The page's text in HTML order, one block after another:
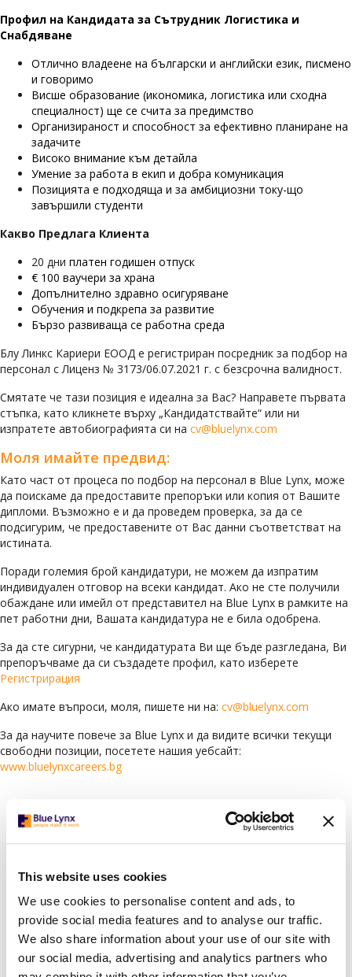
This website uses cookies
We use cookies to personalise content and ads, to
provide social media features and to analyse our traffic.
We also share information about your use of our site with
our social media, advertising and analytics partners who
Профил на Кандидата за Сътрудник Логистика и
Снабдяване
Отлично владеене на български и английски език, писмено
и говоримо
Висше образование (икономика, логистика или сходна
специалност) ще се счита за предимство
Организираност и способност за ефективно планиране на
задачите
Високо внимание към детайла
Умение за работа в екип и добра комуникация
Позицията е подходяща и за амбициозни току-що
завършили студенти
Какво Предлага Клиента
20 дни платен годишен отпуск
€ 100 ваучери за храна
Допълнително здравно осигуряване
Обучения и подкрепа за развитие
Бързо развиваща се работна среда
Блу Линкс Кариери ЕООД е регистриран посредник за подбор на
персонал с Лиценз № 3173/06.07.2021 г. с безсрочна валидност.
Смятате че тази позиция е идеална за Вас? Направете първата
стъпка, като кликнете върху „Кандидатствайте“ или ни
изпратете автобиографията си на cv@bluelynx.com
Моля имайте предвид:
Като част от процеса по подбор на персонал в Blue Lynx, може
да поискаме да предоставите препоръки или копия от Вашите
дипломи. Възможно е и да проведем проверка, за да се
подсигурим, че предоставените от Вас данни съответстват на
истината.
Поради големия брой кандидатури, не можем да изпратим
индивидуален отговор на всеки кандидат. Ако не сте получили
обаждане или имейл от представител на Blue Lynx в рамките на
пет работни дни, Вашата кандидатура не е била одобрена.
За да сте сигурни, че кандидатурата Ви ще бъде разгледана, Ви
препоръчваме да си създадете профил, като изберете
Регистрирация
Ако имате въпроси, моля, пишете ни на: cv@bluelynx.com
За да научите повече за Blue Lynx и да видите всички текущи
свободни позиции, посетете нашия уебсайт:
www.bluelynxcareers.bg
Arabic
Croatian (1)
English (62)
German (6)
Greek (1)